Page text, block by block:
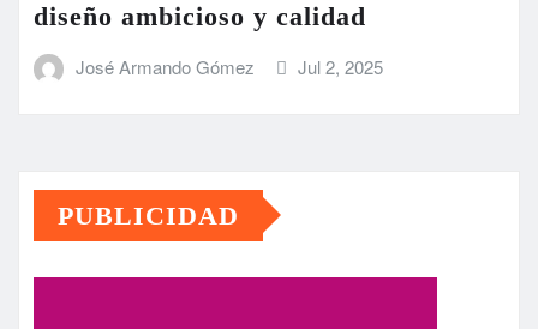
diseño ambicioso y calidad
José Armando Gómez Jul 2, 2025
PUBLICIDAD